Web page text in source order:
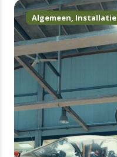
Algemeen, Installatie